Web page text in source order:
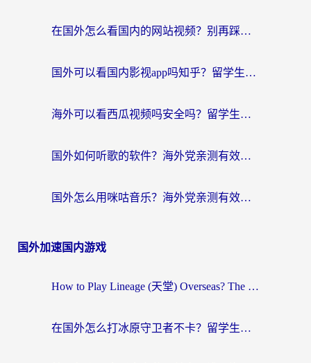
在国外怎么看国内的网站视频？别再踩坑！选对加速器秒回国内冲浪
国外可以看国内影视app吗知乎？留学生亲测有效的回国加速方案
海外可以看西瓜视频吗安全吗？留学生亲测：3步解决回国追剧难题，附靠谱加速器推荐
国外如何听歌的软件？海外党亲测有效的回国加速器指南
国外怎么用咪咕音乐？海外党亲测有效的听歌自由指南
国外加速国内游戏
How to Play Lineage (天堂) Overseas? The Ultimate Guide to Choosing the Best Chinese Server Game Accelerator (在国外打天堂加速器)
在国外怎么打冰原守卫者不卡？留学生亲测的国服游戏加速指南